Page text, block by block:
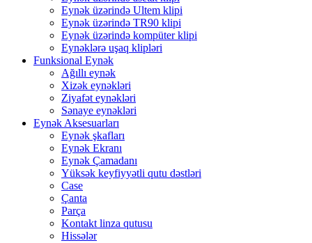
Eynək üzərində Ultem klipi
Eynək üzərində TR90 klipi
Eynək üzərində kompüter klipi
Eynəklərə uşaq klipləri
Funksional Eynək
Ağıllı eynək
Xizək eynəkləri
Ziyafət eynəkləri
Sənaye eynəkləri
Eynək Aksesuarları
Eynək şkafları
Eynək Ekranı
Eynək Çamadanı
Yüksək keyfiyyətli qutu dəstləri
Case
Çanta
Parça
Kontakt linza qutusu
Hissələr